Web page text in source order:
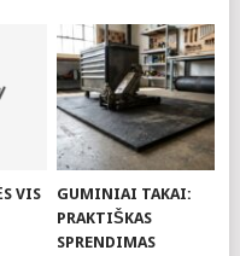
VIS
GUMINIAI TAKAI:
PRAKTIŠKAS
SPRENDIMAS